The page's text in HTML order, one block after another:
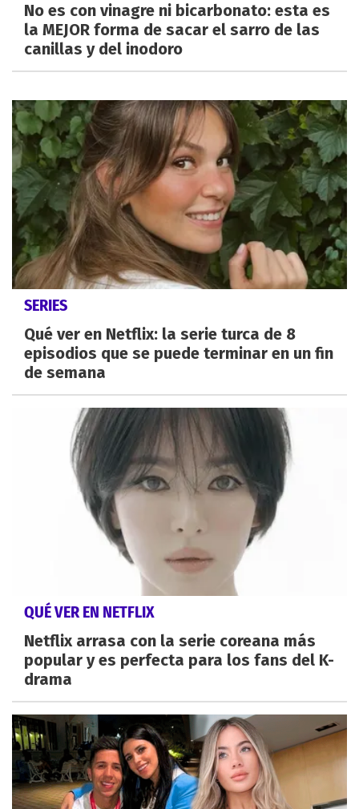
No es con vinagre ni bicarbonato: esta es
la MEJOR forma de sacar el sarro de las
canillas y del inodoro
SERIES
Qué ver en Netflix: la serie turca de 8
episodios que se puede terminar en un fin
de semana
QUÉ VER EN NETFLIX
Netflix arrasa con la serie coreana más
popular y es perfecta para los fans del K-
drama